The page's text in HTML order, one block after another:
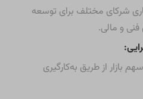
شرکای مختلف برای توسعه
و مالی.
بازار از طریق به‌کارگیری